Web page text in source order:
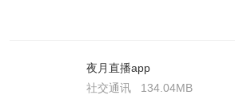
夜月直播app
社交通讯
134.04MB